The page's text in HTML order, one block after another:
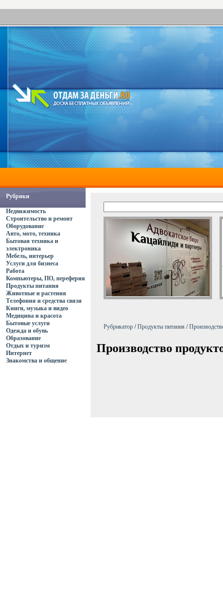
Рубрики
Недвижимость
Строительство и ремонт
Оборудование
Авто, мото, техника
Бытовая техника и
электроника
Мебель, интерьер
Услуги для бизнеса
Работа
Компьютеры, ПО, переферия
Продукты питания
Животные и растения
Телефония и средства связи
Книги, музыка и видео
Медицина и красота
Бытовые услуги
Одежда и обувь
Образование
Отдых и туризм
Интернет
Знакомства и общение
Рубрикатор /Продукты питания /
Производство